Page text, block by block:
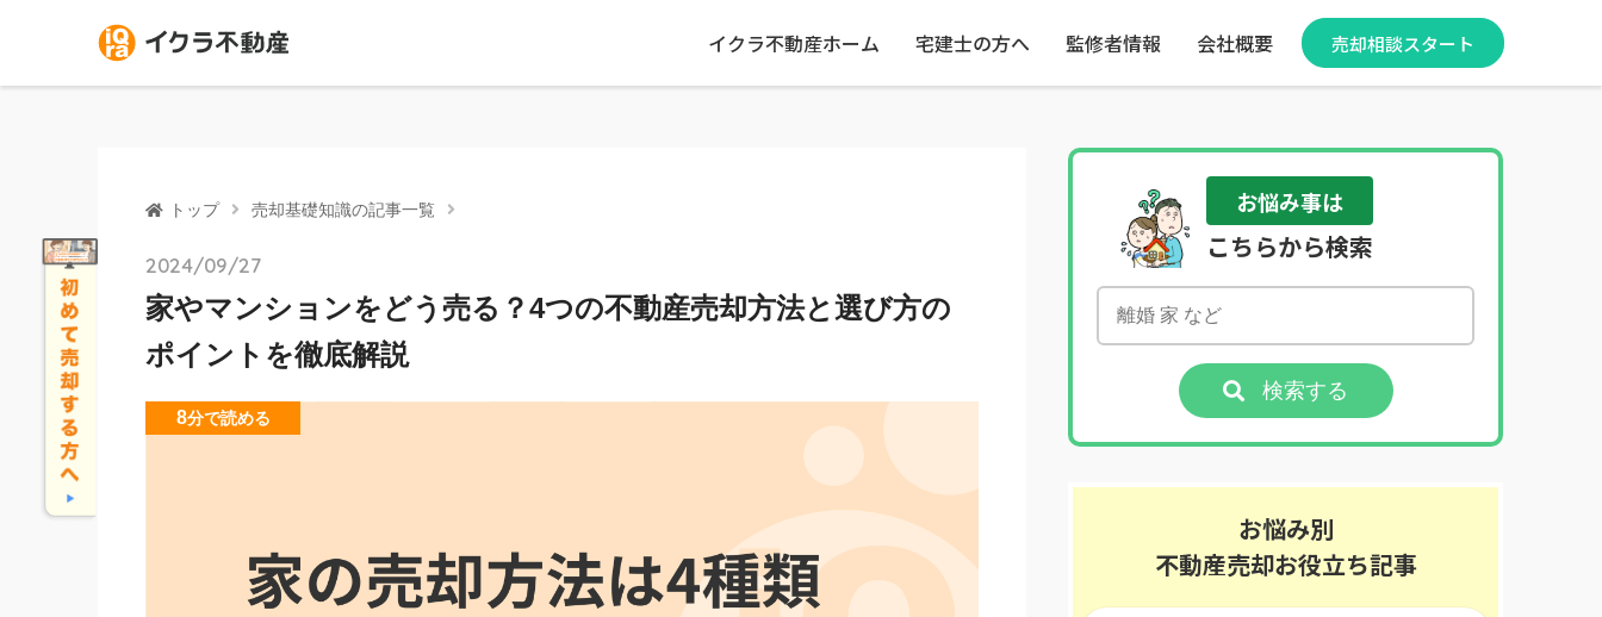
イクラ不動産ホーム 宅建士の方へ 監修者情報 会社概要 売却相談スタート
トップ 売却基礎知識の記事一覧
2024/09/27
家やマンションをどう売る？4つの不動産売却方法と選び方の
ポイントを徹底解説
8分で読める
お悩み事は
こちらから検索
検索する
お悩み別
不動産売却お役立ち記事